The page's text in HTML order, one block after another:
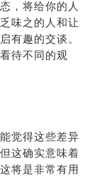
，将给你的人
味之的人和让
有趣的交谈。
待不同的观
觉得这些差异
这确实意味着
将是非常有用